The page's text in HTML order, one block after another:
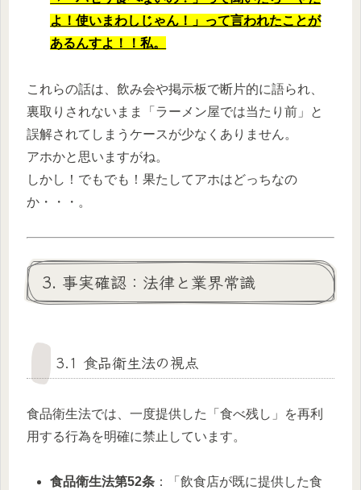
よ！使いまわしじゃん！」って言われたことが
あるんすよ！！私。
これらの話は、飲み会や掲示板で断片的に語られ、
裏取りされないまま「ラーメン屋では当たり前」と
誤解されてしまうケースが少なくありません。
アホかと思いますがね。
しかし！でもでも！果たしてアホはどっちなの
か・・・。
3. 事実確認：法律と業界常識
3.1 食品衛生法の視点
食品衛生法では、一度提供した「食べ残し」を再利
用する行為を明確に禁止しています。
食品衛生法第52条 ：「飲食店が既に提供した食